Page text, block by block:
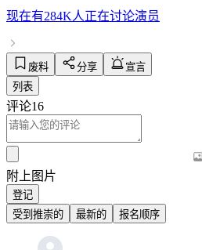
现在有284K人正在讨论演员
废料 分享
宣言
列表
评论16
附上图片
登记
受到推崇的
最新的 报名顺序